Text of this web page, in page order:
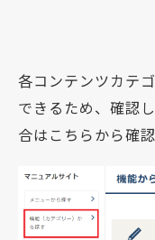
各コンテンツカテ
できるため、確認
合はこちらから確